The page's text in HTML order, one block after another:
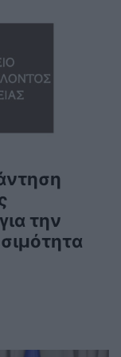
την